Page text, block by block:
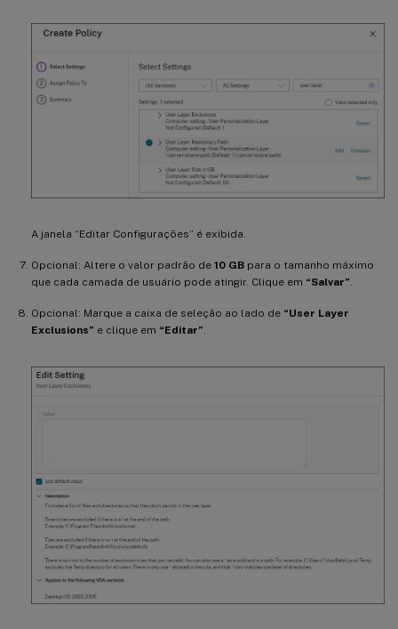
A janela “Editar Configurações” é exibida.
Opcional: Altere o valor padrão de 10 GB para o tamanho máximo
que cada camada de usuário pode atingir. Clique em “Salvar”.
Opcional: Marque a caixa de seleção ao lado de “User Layer
Exclusions” e clique em “Editar”.